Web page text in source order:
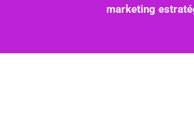
marketing